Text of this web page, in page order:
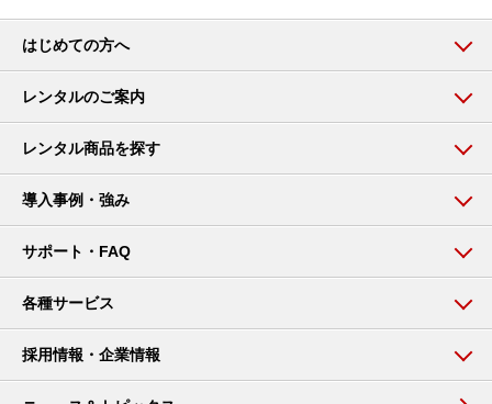
はじめての方へ
レンタルのご案内
レンタル商品を探す
導入事例・強み
サポート・FAQ
各種サービス
採用情報・企業情報